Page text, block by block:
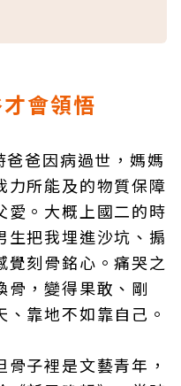
會領悟
爸因病過世，媽媽
力所能及的物質保障
愛。大概上國二的時
生把我埋進沙坑、搧
刻骨銘心。痛哭之
骨，變得果敢、剛
靠地不如靠自己。
子裡是文藝青年，